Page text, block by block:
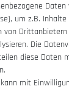
Impressum
um z.B.
von
Die
diese Daten
mit